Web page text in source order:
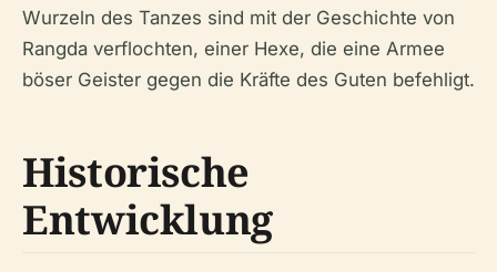
Wurzeln des Tanzes sind mit der Geschichte von
Rangda verflochten, einer Hexe, die eine Armee
böser Geister gegen die Kräfte des Guten befehligt.
Historische
Entwicklung